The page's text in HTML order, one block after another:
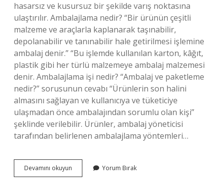
hasarsız ve kusursuz bir şekilde varış noktasına
ulaştırılır. Ambalajlama nedir? “Bir ürünün çeşitli
malzeme ve araçlarla kaplanarak taşınabilir,
depolanabilir ve tanınabilir hale getirilmesi işlemine
ambalaj denir.” “Bu işlemde kullanılan karton, kâğıt,
plastik gibi her türlü malzemeye ambalaj malzemesi
denir. Ambalajlama işi nedir? “Ambalaj ve paketleme
nedir?” sorusunun cevabı “Ürünlerin son halini
almasını sağlayan ve kullanıcıya ve tüketiciye
ulaşmadan önce ambalajından sorumlu olan kişi”
şeklinde verilebilir. Ürünler, ambalaj yöneticisi
tarafından belirlenen ambalajlama yöntemleri…
Devamını okuyun
Ambalajlama
Yorum Bırak